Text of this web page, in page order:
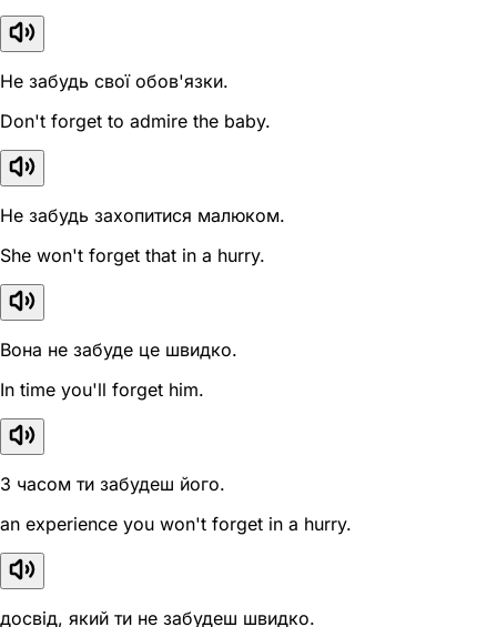
Не забудь свої обов'язки.
Don't forget to admire the baby.
Не забудь захопитися малюком.
She won't forget that in a hurry.
Вона не забуде це швидко.
In time you'll forget him.
З часом ти забудеш його.
an experience you won't forget in a hurry.
досвід, який ти не забудеш швидко.